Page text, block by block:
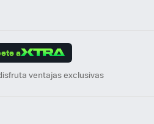
a
ventajas exclusivas